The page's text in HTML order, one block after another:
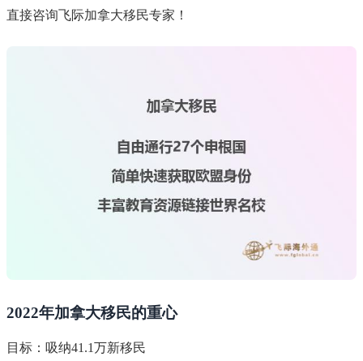
直接咨询飞际加拿大移民专家！
2022年加拿大移民的重心
目标：吸纳41.1万新移民